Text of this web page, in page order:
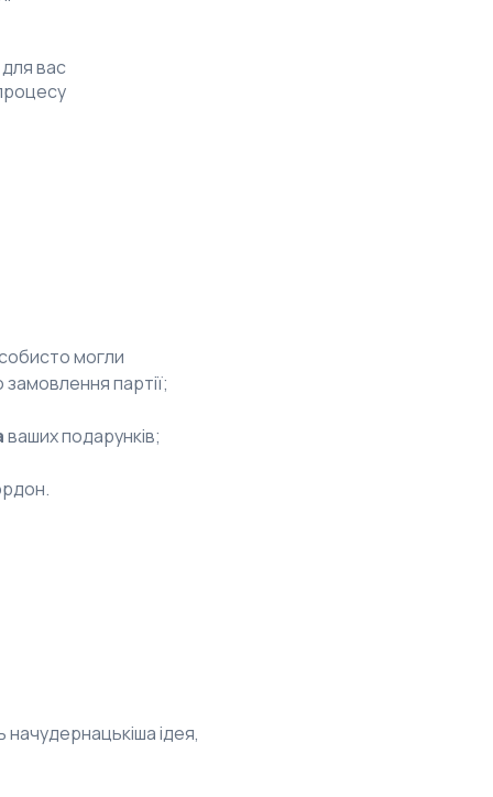
для вас
могли
партії;
ваших подарунків;
начудернацькіша ідея,